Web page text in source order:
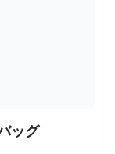
ッグ